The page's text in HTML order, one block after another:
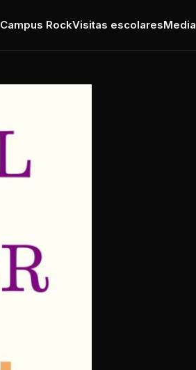
Campus RockVisitas escolaresMedia